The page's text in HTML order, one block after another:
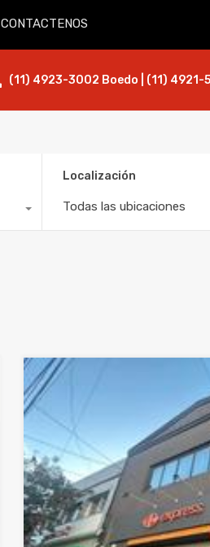
CONTACTENOS
(11) 4923-3002 Boedo | (11)
Localización
Todas las ubicaciones